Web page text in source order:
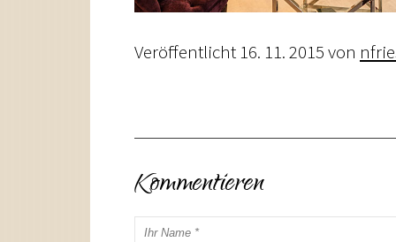
Veröffentlicht16. 11. 2015von
Kommentieren